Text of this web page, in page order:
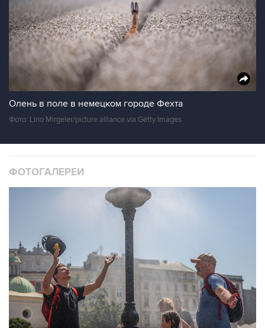
Олень в поле в немецком городе Фехта
Фото: Lino Mirgeler/picture alliance via Getty Images
ФОТОГАЛЕРЕИ